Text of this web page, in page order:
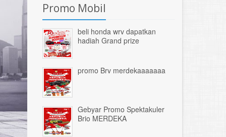
Promo Mobil
beli honda wrv dapatkan
hadiah Grand prize
promo Brv merdekaaaaaaa
Gebyar Promo Spektakuler
Brio MERDEKA